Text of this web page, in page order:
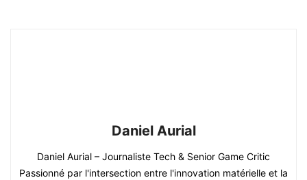
Daniel Aurial
Daniel Aurial – Journaliste Tech & Senior Game Critic
Passionné par l'intersection entre l'innovation matérielle et la